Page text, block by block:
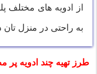
از ادویه های مختلف
به راحتی در منزل
طرز تهیه چند ادویه